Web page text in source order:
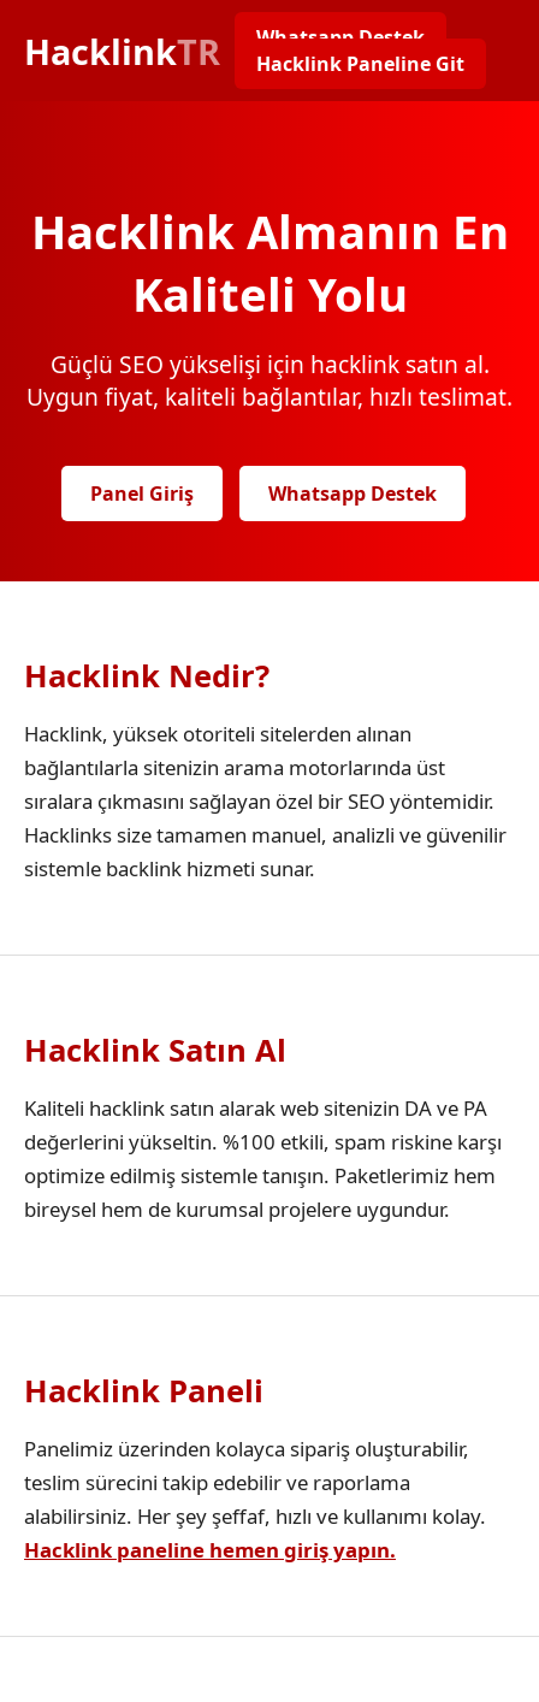
HacklinkTR
Whatsapp Destek
Hacklink Paneline Git
Hacklink Almanın En
Kaliteli Yolu
Güçlü SEO yükselişi için hacklink satın al.
Uygun fiyat, kaliteli bağlantılar, hızlı teslimat.
Panel Giriş Whatsapp Destek
Hacklink Nedir?
Hacklink, yüksek otoriteli sitelerden alınan
bağlantılarla sitenizin arama motorlarında üst
sıralara çıkmasını sağlayan özel bir SEO yöntemidir.
Hacklinks size tamamen manuel, analizli ve güvenilir
sistemle backlink hizmeti sunar.
Hacklink Satın Al
Kaliteli hacklink satın alarak web sitenizin DA ve PA
değerlerini yükseltin. %100 etkili, spam riskine karşı
optimize edilmiş sistemle tanışın. Paketlerimiz hem
bireysel hem de kurumsal projelere uygundur.
Hacklink Paneli
Panelimiz üzerinden kolayca sipariş oluşturabilir,
teslim sürecini takip edebilir ve raporlama
alabilirsiniz. Her şey şeffaf, hızlı ve kullanımı kolay.
Hacklink paneline hemen giriş yapın.